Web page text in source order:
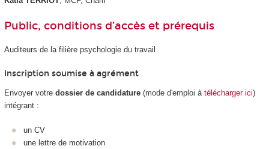
Public, conditions d’accès et prérequis
Auditeurs de la filière psychologie du travail
Inscription soumise à agrément
Envoyer votre dossier de candidature(mode d'emploi à télécharger ici)
intégrant :
un CV
une lettre de motivation